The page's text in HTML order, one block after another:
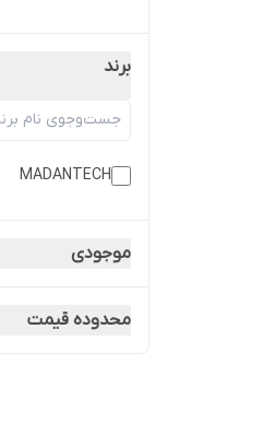
برند
MADANTECH
موجودی
محدوده قیمت